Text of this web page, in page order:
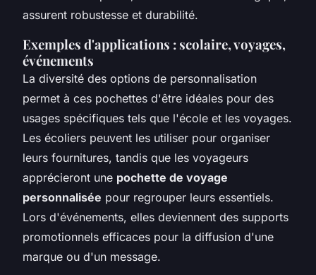
assurent robustesse et durabilité.
Exemples d'applications : scolaire, voyages,
événements
La diversité des options de personnalisation
permet à ces pochettes d'être idéales pour des
usages spécifiques tels que l'école et les voyages.
Les écoliers peuvent les utiliser pour organiser
leurs fournitures, tandis que les voyageurs
apprécieront une pochette de voyage
personnalisée pour regrouper leurs essentiels.
Lors d'événements, elles deviennent des supports
promotionnels efficaces pour la diffusion d'une
marque ou d'un message.